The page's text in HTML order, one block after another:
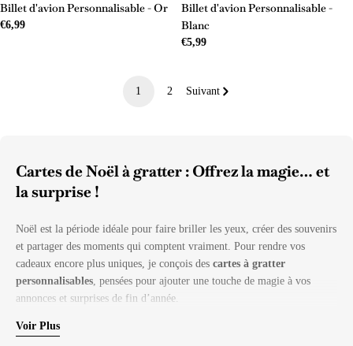
Billet d'avion Personnalisable - Or
Prix
€6,99
Billet d'avion Personnalisable -
Blanc
Prix
€5,99
1 2 Suivant
Cartes de Noël à gratter : Offrez la magie… et
la surprise !
Noël est la période idéale pour faire briller les yeux, créer des souvenirs
et partager des moments qui comptent vraiment. Pour rendre vos
cadeaux encore plus uniques, je conçois des cartes à gratter
personnalisables, pensées pour ajouter une touche de magie à vos
annonces et surprises de fin d’année.
Le principe est simple :
Voir Plus